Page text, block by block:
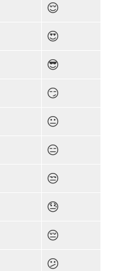
😌
😍
😎
😏
😐
😑
😒
😓
😔
😕